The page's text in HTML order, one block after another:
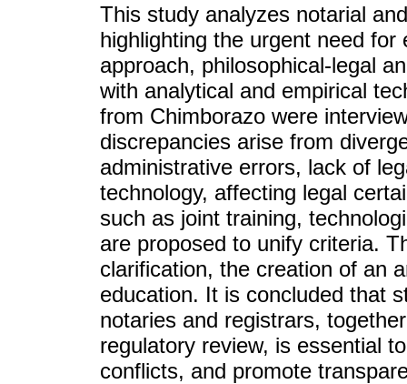
This study analyzes notarial
highlighting the urgent need
approach, philosophical-legal
with analytical and empirical
from Chimborazo were
discrepancies arise from
administrative errors, lack of
technology, affecting legal
such as joint training,
are proposed to unify criteria.
clarification, the creation of an
education. It is concluded that
notaries and registrars,
regulatory review, is essential
conflicts, and promote